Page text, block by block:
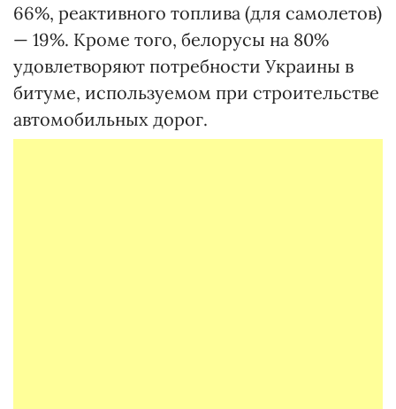
66%, реактивного топлива (для самолетов)
— 19%. Кроме того, белорусы на 80%
удовлетворяют потребности Украины в
битуме, используемом при строительстве
автомобильных дорог.